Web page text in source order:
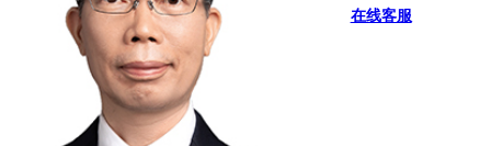
在线客服